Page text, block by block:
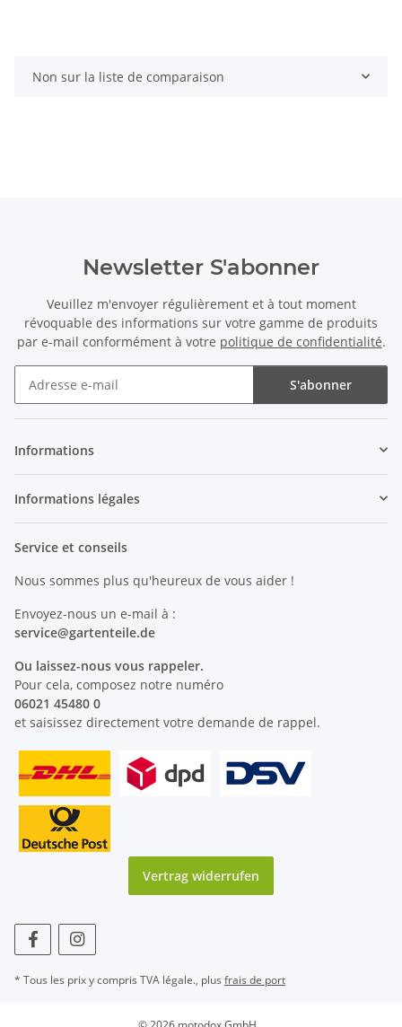
Non sur la liste de comparaison
Newsletter S'abonner
Veuillez m'envoyer régulièrement et à tout moment
révoquable des informations sur votre gamme de produits
par e-mail conformément à votre politique de confidentialité.
S'abonner
Informations
Informations légales
Service et conseils
Nous sommes plus qu'heureux de vous aider !
Envoyez-nous un e-mail à :
service@gartenteile.de
Ou laissez-nous vous rappeler.
Pour cela, composez notre numéro
06021 45480 0
et saisissez directement votre demande de rappel.
Vertrag widerrufen
* Tous les prix y compris TVA légale., plus frais de port